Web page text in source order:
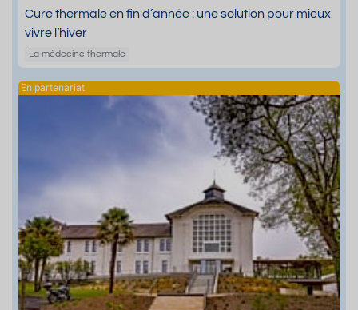
Cure thermale en fin d’année : une solution pour mieux
vivre l’hiver
La médecine thermale